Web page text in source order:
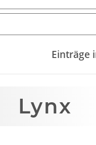
Einträge
Lynx